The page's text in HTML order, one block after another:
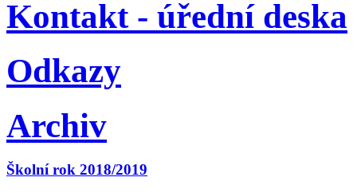
Kontakt - úřední deska
Odkazy
Archiv
Školní rok 2018/2019